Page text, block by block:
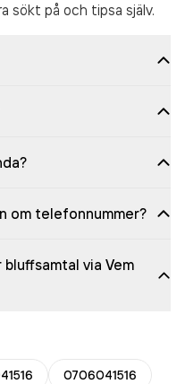
sökt på och tipsa själv.
om telefonnummer?
via Vem
0706041516